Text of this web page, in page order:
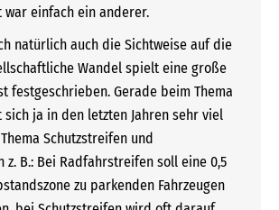
einfach ein anderer.
natürlich auch die Sichtweise auf die
Wandel spielt eine große
festgeschrieben. Gerade beim Thema
sich ja in den letzten Jahren sehr viel
Schutzstreifen und
z. B.: Bei Radfahrstreifen soll eine 0,5
zu parkenden Fahrzeugen